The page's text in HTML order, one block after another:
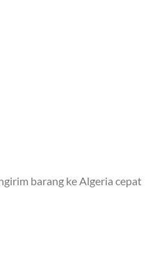
barang ke Algeria cepat